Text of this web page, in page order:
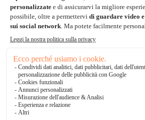
Bonifico Bancario
3 volte senza tasse
*Soluzioni di consegna
Delivengo Domicilio Internazionale